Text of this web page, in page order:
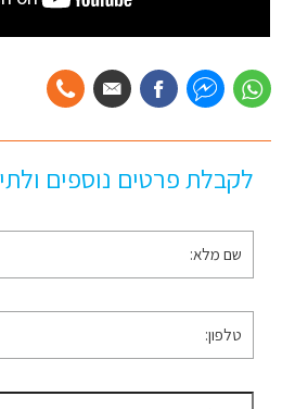
לקבלת פרטים נוספים
שם
מלא *
טלפון *
דוא״ל *